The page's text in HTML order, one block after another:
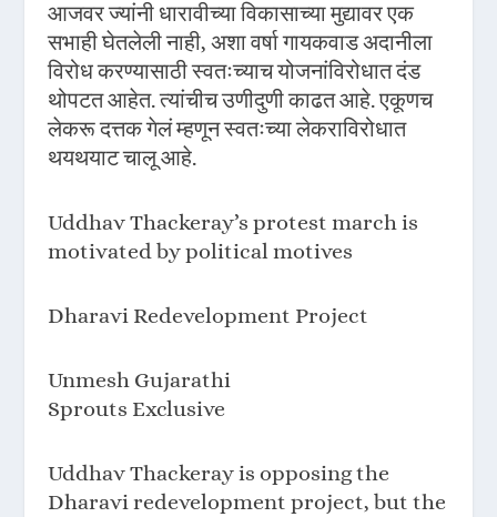
आजवर ज्यांनी धारावीच्या विकासाच्या मुद्यावर एक
सभाही घेतलेली नाही, अशा वर्षा गायकवाड अदानीला
विरोध करण्यासाठी स्वतःच्याच योजनांविरोधात दंड
थोपटत आहेत. त्यांचीच उणीदुणी काढत आहे. एकूणच
लेकरू दत्तक गेलं म्हणून स्वतःच्या लेकराविरोधात
थयथयाट चालू आहे.
Uddhav Thackeray’s protest march is
motivated by political motives
Dharavi Redevelopment Project
Unmesh Gujarathi
Sprouts Exclusive
Uddhav Thackeray is opposing the
Dharavi redevelopment project, but the